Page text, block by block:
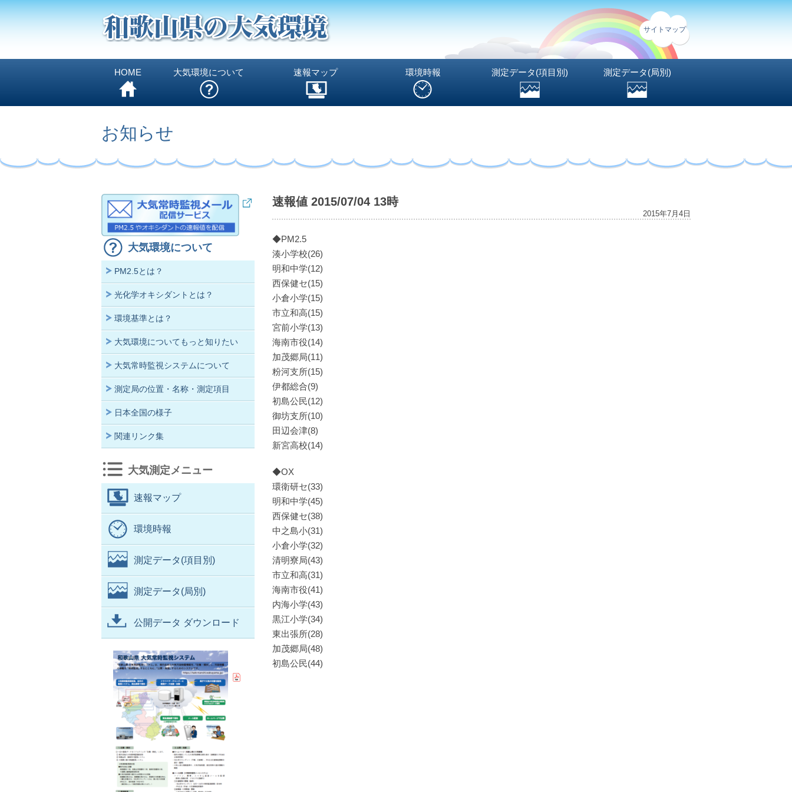
サイトマップ
HOME 大気環境について 速報マップ 環境時報 測定データ(項目別) 測定データ(局別)
お知らせ
速報値 2015/07/04 13時
2015年7月4日
◆PM2.5
湊小学校(26)
明和中学(12)
西保健セ(15)
小倉小学(15)
市立和高(15)
宮前小学(13)
海南市役(14)
加茂郷局(11)
粉河支所(15)
伊都総合(9)
初島公民(12)
御坊支所(10)
田辺会津(8)
新宮高校(14)
◆OX
環衛研セ(33)
明和中学(45)
西保健セ(38)
中之島小(31)
小倉小学(32)
清明寮局(43)
市立和高(31)
海南市役(41)
内海小学(43)
黒江小学(34)
東出張所(28)
加茂郷局(48)
初島公民(44)
大気環境について
PM2.5とは？
光化学オキシダントとは？
環境基準とは？
大気環境についてもっと知りたい
大気常時監視システムについて
測定局の位置・名称・測定項目
日本全国の様子
関連リンク集
大気測定メニュー
速報マップ
環境時報
測定データ(項目別)
測定データ(局別)
公開データ ダウンロード